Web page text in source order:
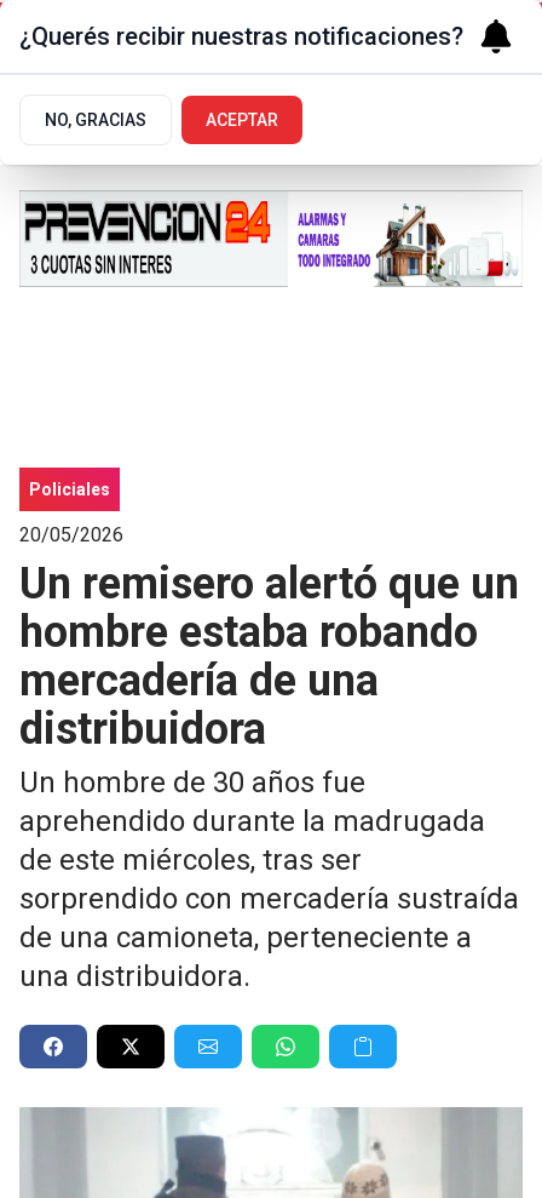
Policiales
20/05/2026
Un remisero alertó que un
hombre estaba robando
mercadería de una
distribuidora
Un hombre de 30 años fue
aprehendido durante la madrugada
de este miércoles, tras ser
sorprendido con mercadería sustraída
de una camioneta, perteneciente a
una distribuidora.
¿Querés recibir nuestras notificaciones?
NO, GRACIAS ACEPTAR